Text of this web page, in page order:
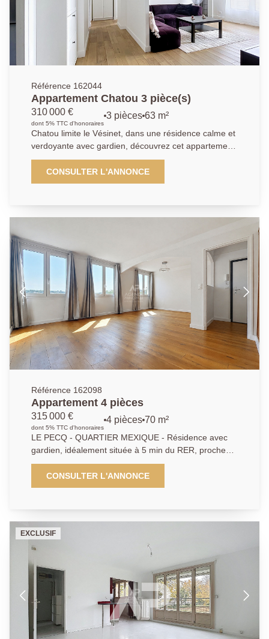
d'une famille. Le bien bénéficie également d'un sous-
sol total de 87,88 m² en rez-de-jardin, offrant de
nombreuses possibilités : garage, atelier, espace de
stockage, salle de sport, salle de jeux ou
aménagement selon vos projets. Et une dépendance
dans le jardin.
Référence 162044
Appartement Chatou 3 pièce(s)
310 000 €
dont 5% TTC d'honoraires
3 pièces 63 m²
Chatou limite le Vésinet, dans une résidence calme et
verdoyante avec gardien, découvrez cet appartement
en parfait état, traversant, très lumineux et sans
aucun vis- à -vis, situé à 13 minutes à pied du RER du
Vésinet Centre. Il comprend une entrée, une cuisine
parking visiteur est également disponible dans la
résidence. Les travaux de ravalement et de toiture-
terrasse avec isolation extérieure ont été réalisés en
2023.
CONSULTER L'ANNONCE
Référence 162098
Appartement 4 pièces
315 000 €
dont 5% TTC d'honoraires
4 pièces 70 m²
LE PECQ - QUARTIER MEXIQUE - Résidence avec
gardien, idéalement située à 5 min du RER, proche
des commerces et des écoles - Appartement 4 pièces
de 70.95m² au 4ème et dernier étage. Il se compose
d'une entrée avec placards, séjour, salle à manger
indépendant. Cave de 9.71m² et emplacement
parking extérieur libre.
CONSULTER L'ANNONCE
EXCLUSIF